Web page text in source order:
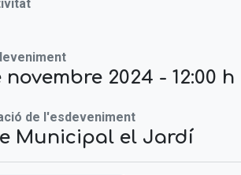
novembre 2024 - 12:00 h
de l'esdeveniment
Municipal el Jardí